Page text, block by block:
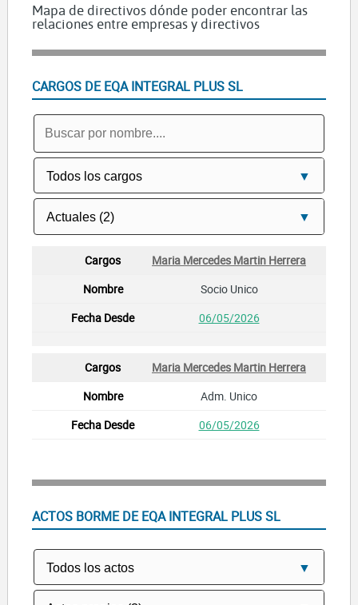
Mapa de directivos dónde poder encontrar las
relaciones entre empresas y directivos
CARGOS DE EQA INTEGRAL PLUS SL
Maria Mercedes Martin Herrera
Socio Unico
06/05/2026
Maria Mercedes Martin Herrera
Adm. Unico
06/05/2026
ACTOS BORME DE EQA INTEGRAL PLUS SL